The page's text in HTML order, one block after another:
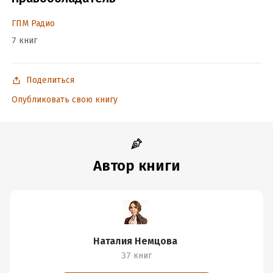
Подробная информация
Дата написания:
Объем:
Время на чтение: 2ч.
ГПМ Радио
7 книг
Поделиться
Опубликовать свою книгу
Автор книги
Наталия Немцова
37 книг